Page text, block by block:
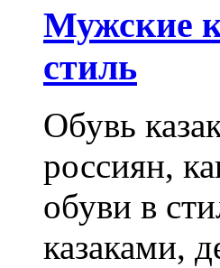
Мужские
стиль
Обувь
россиян,
обуви в
казаками,